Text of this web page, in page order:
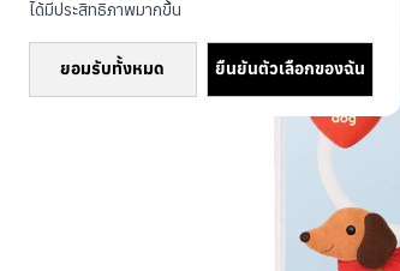
ได้มีประสิทธิภาพมากขึ้น
ยอมรับทั้งหมด ยืนยันตัวเลือกของฉัน